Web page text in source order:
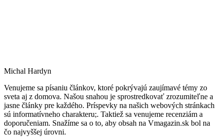
Michal Hardyn
Venujeme sa písaniu článkov, ktoré pokrývajú zaujímavé témy zo
sveta aj z domova. Našou snahou je sprostredkovať zrozumiteľne a
jasne články pre každého. Príspevky na našich webových stránkach
sú informatívneho charakteru;. Taktiež sa venujeme recenziám a
doporučeniam. Snažíme sa o to, aby obsah na Vmagazin.sk bol na
čo najvyššej úrovni.